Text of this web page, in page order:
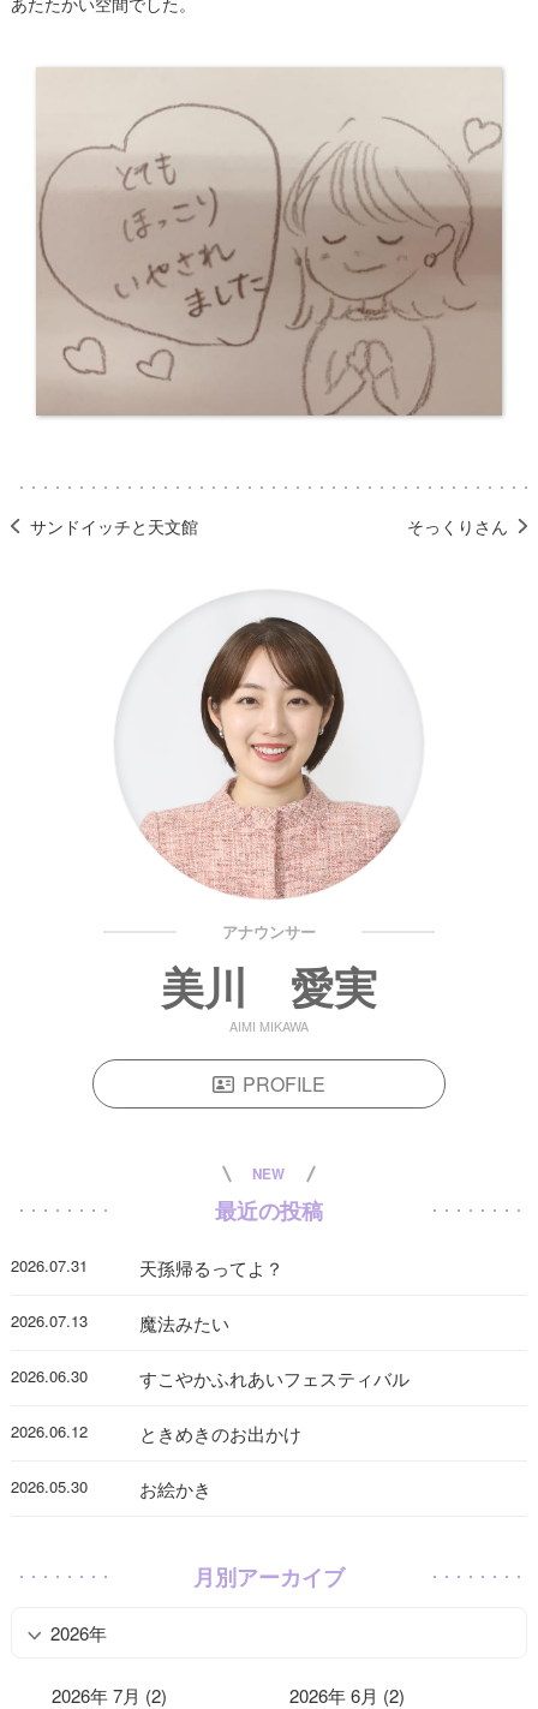
サンドイッチと天文館 そっくりさん
アナウンサー
美川 愛実
AIMI MIKAWA
PROFILE
NEW
最近の投稿
2026.07.31 天孫帰るってよ？
2026.07.13 魔法みたい
2026.06.30 すこやかふれあいフェスティバル
2026.06.12 ときめきのお出かけ
2026.05.30 お絵かき
月別アーカイブ
2026年
2026年 7月 (2) 2026年 6月 (2)